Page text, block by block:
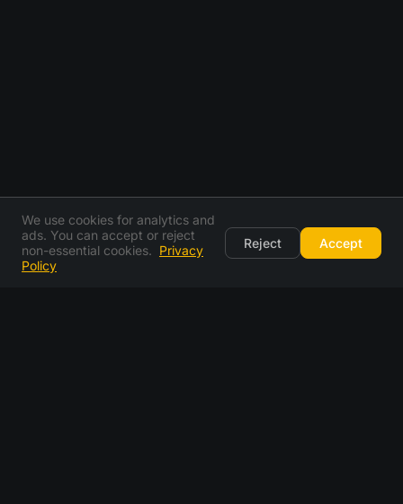
We use cookies for analytics and
ads. You can accept or reject
non-essential cookies. Privacy
Policy
Reject Accept